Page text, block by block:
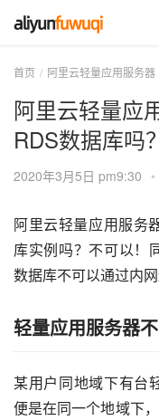
首页 阿里云轻量应用服务器
阿里云轻量应
RDS数据库吗？
2020年3月5日 pm9:30 •
阿里云轻量应用服务
库实例吗？不可以！
数据库不可以通过内网
轻量应用服务器
某用户同地域下有台
便是在同一个地域下